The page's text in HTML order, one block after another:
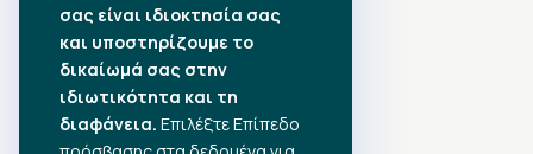
•Αύγουστος 2026
•Ιούλιος 2026
•Ιούνιος 2026
•Μάιος 2026
•Απρίλιος 2026
σας είναι ιδιοκτησία σας
και υποστηρίζουμε το
δικαίωμά σας στην
ιδιωτικότητα και τη
διαφάνεια. Επιλέξτε Επίπεδο